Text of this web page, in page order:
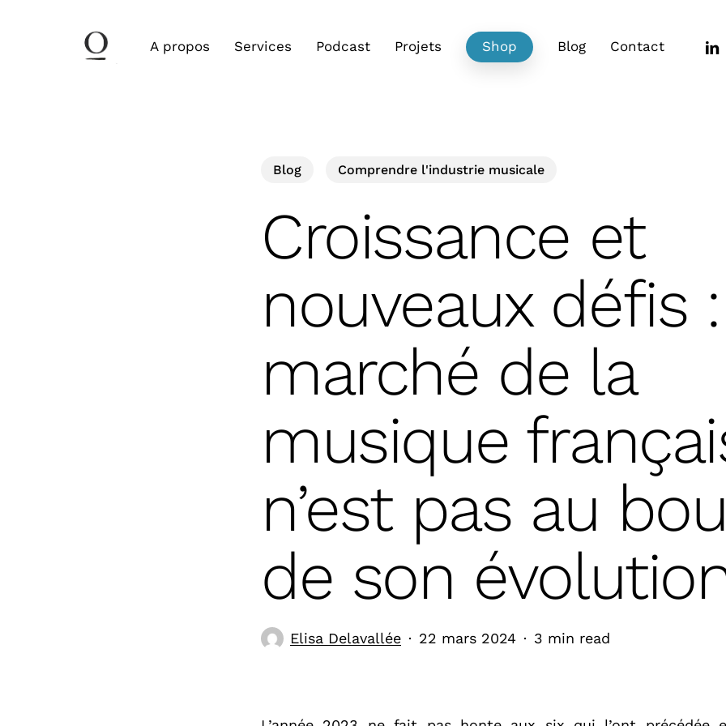
A propos Services Podcast Projets Shop Blog Contact
Blog Comprendre l'industrie musicale
Croissance et
nouveaux défis
marché de la
musique
n’est pas au
de son
Elisa Delavallée 22 mars 2024 3 min read